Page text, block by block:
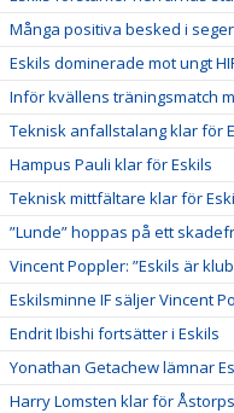
Många positiva besked i
Eskils dominerade mot ungt
Inför kvällens träningsmatch
Teknisk anfallstalang klar för
Hampus Pauli klar för Eskils
Teknisk mittfältare klar för
”Lunde” hoppas på ett
Vincent Poppler: ”Eskils är
Eskilsminne IF säljer Vincent
Endrit Ibishi fortsätter i Eskils
Yonathan Getachew lämnar
Harry Lomsten klar för Åstorps